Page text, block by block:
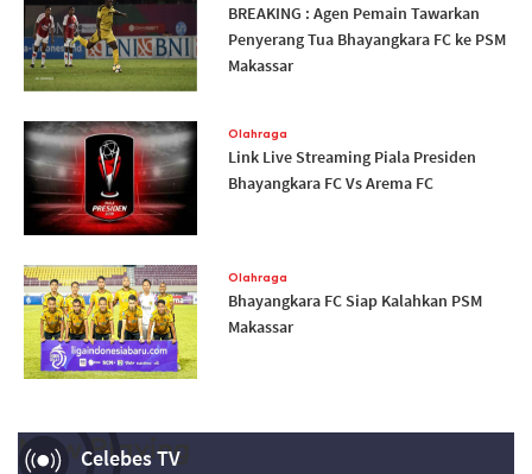
BREAKING : Agen Pemain Tawarkan
Penyerang Tua Bhayangkara FC ke PSM
Makassar
Olahraga
Link Live Streaming Piala Presiden
Bhayangkara FC Vs Arema FC
Olahraga
Bhayangkara FC Siap Kalahkan PSM
Makassar
Celebes TV
Now Playing